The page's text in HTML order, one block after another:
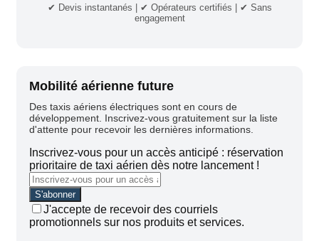
✔ Devis instantanés | ✔ Opérateurs certifiés | ✔ Sans
engagement
Mobilité aérienne future
Des taxis aériens électriques sont en cours de
développement. Inscrivez-vous gratuitement sur la liste
d'attente pour recevoir les dernières informations.
Inscrivez-vous pour un accès anticipé : réservation
prioritaire de taxi aérien dès notre lancement !
J'accepte de recevoir des courriels
promotionnels sur nos produits et services.